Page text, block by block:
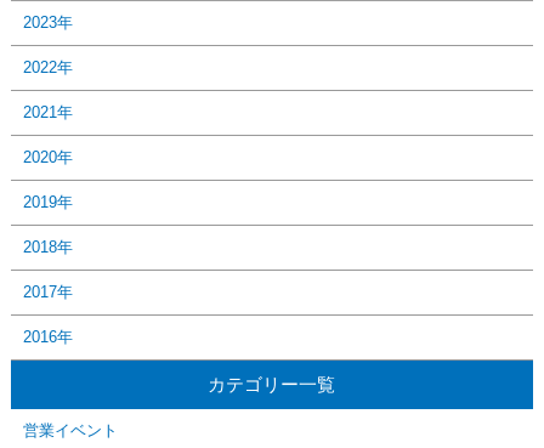
2023年
2022年
2021年
2020年
2019年
2018年
2017年
2016年
カテゴリー一覧
営業イベント